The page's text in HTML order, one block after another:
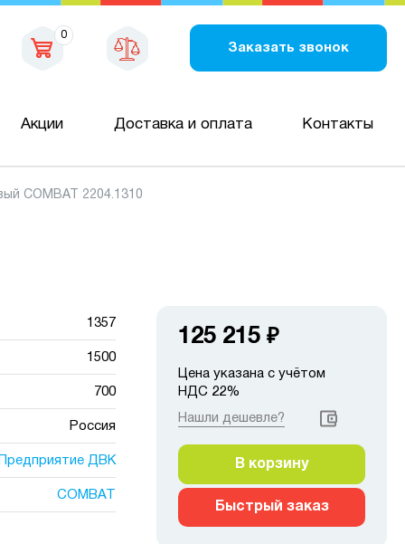
0
Заказать звонок
Акции Доставка и оплата Контакты
COMBAT 2204.1310
1357
1500
700
Россия
Предприятие ДВК
COMBAT
125 215 ₽
Цена указана с учётом
НДС 22%
Нашли дешевле?
В корзину
Быстрый заказ